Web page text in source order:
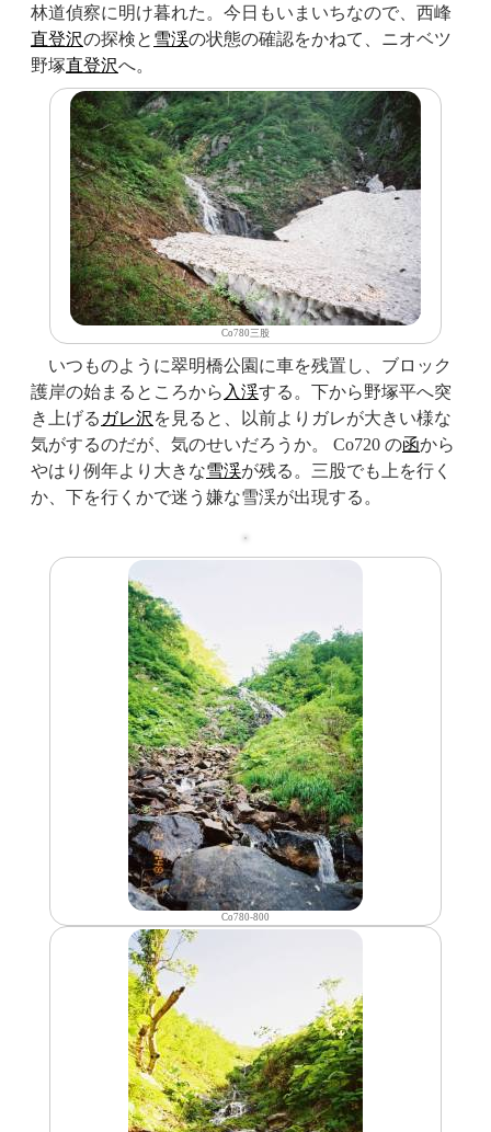
林道偵察に明け暮れた。今日もいまいちなので、西峰
直登沢の探検と 雪渓の状態の確認をかねて、ニオベツ
野塚直登沢へ。
Co780三股
いつものように翠明橋公園に車を残置し、ブロック
護岸の始まるところから 入渓する。下から野塚平へ突
き上げる ガレ沢 を見ると、以前よりガレが大きい様な
気がするのだが、気のせいだろうか。 Co720 の函から
やはり例年より大きな雪渓が残る。三股でも上を行く
か、下を行くかで迷う嫌な雪渓が出現する。
Co780-800